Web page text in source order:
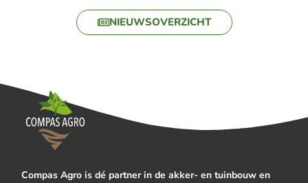
NIEUWSOVERZICHT
Compas Agro is dé partner in de akker- en tuinbouw en